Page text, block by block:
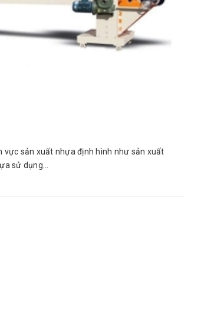
vực sản xuất nhựa định hình như sản xuất
sử dụng...